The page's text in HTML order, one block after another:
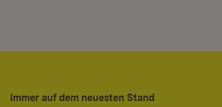
Immer auf dem neuesten Stand